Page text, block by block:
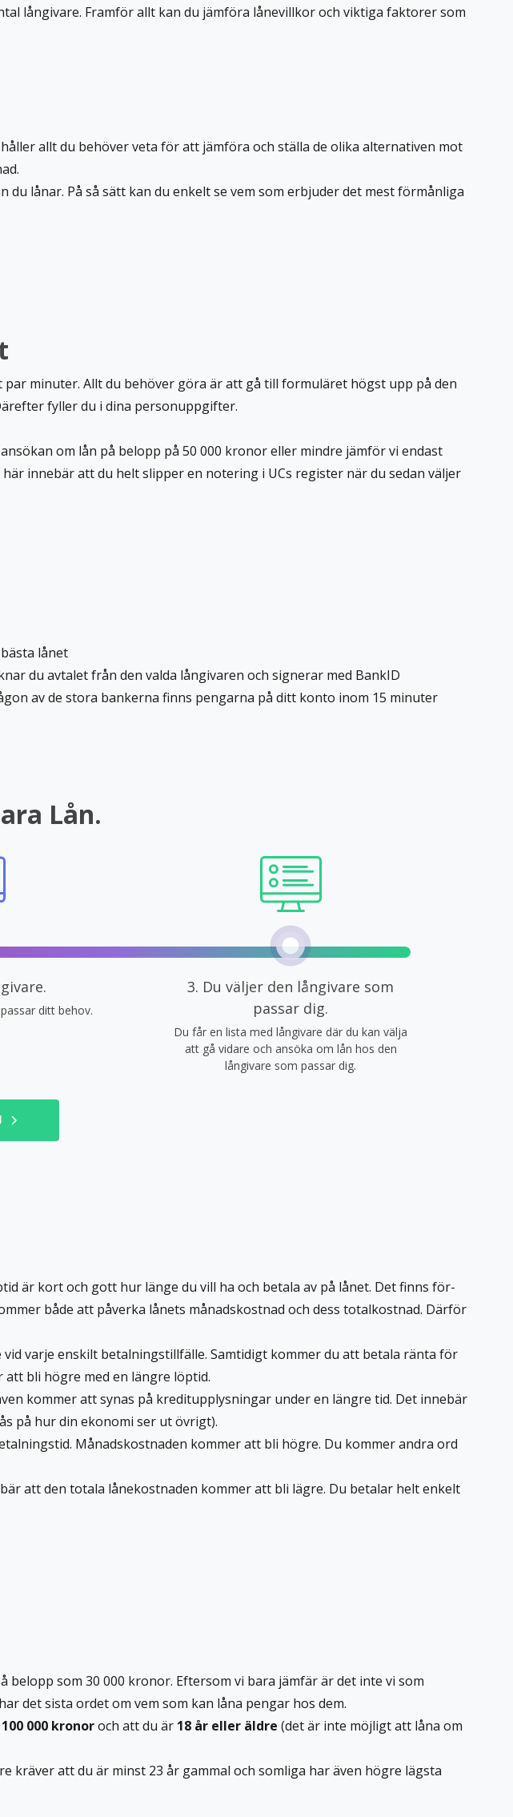
långivare. Framför allt kan du jämföra lånevillkor och viktiga faktorer som
allt du behöver veta för att jämföra och ställa de olika alternativen mot
du lånar. På så sätt kan du enkelt se vem som erbjuder det mest förmånliga
minuter. Allt du behöver göra är att gå till formuläret högst upp på den
fyller du i dina personuppgifter.
om lån på belopp på 50 000 kronor eller mindre jämför vi endast
innebär att du helt slipper en notering i UCs register när du sedan väljer
lånet
du avtalet från den valda långivaren och signerar med BankID
av de stora bankerna finns pengarna på ditt konto inom 15 minuter
Lån.
ditt behov.
3. Du väljer den långivare som
passar dig.
Du får en lista med långivare där du kan välja
att gå vidare och ansöka om lån hos den
långivare som passar dig.
är kort och gott hur länge du vill ha och betala av på lånet. Det finns för-
både att påverka lånets månadskostnad och dess totalkostnad. Därför
varje enskilt betalningstillfälle. Samtidigt kommer du att betala ränta för
bli högre med en längre löptid.
kommer att synas på kreditupplysningar under en längre tid. Det innebär
på hur din ekonomi ser ut övrigt).
Månadskostnaden kommer att bli högre. Du kommer andra ord
att den totala lånekostnaden kommer att bli lägre. Du betalar helt enkelt
som 30 000 kronor. Eftersom vi bara jämfär är det inte vi som
det sista ordet om vem som kan låna pengar hos dem.
000 kronoroch att du är 18 år eller äldre (det är inte möjligt att låna om
kräver att du är minst 23 år gammal och somliga har även högre lägsta